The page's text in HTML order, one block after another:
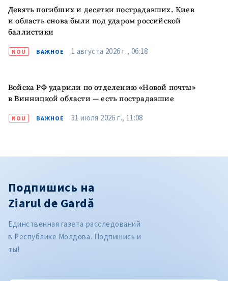
Девять погибших и десятки пострадавших. Киев
и область снова были под ударом российской
баллистики
NOU ВАЖНОЕ 1 августа 2026 г., 06:18
Войска РФ ударили по отделению «Новой почты»
в Винницкой области — есть пострадавшие
NOU ВАЖНОЕ 31 июля 2026 г., 11:08
Подпишись на
Ziarul de Gardă
Единственная газета расследований
в Республике Молдова. Подпишись и
ты!